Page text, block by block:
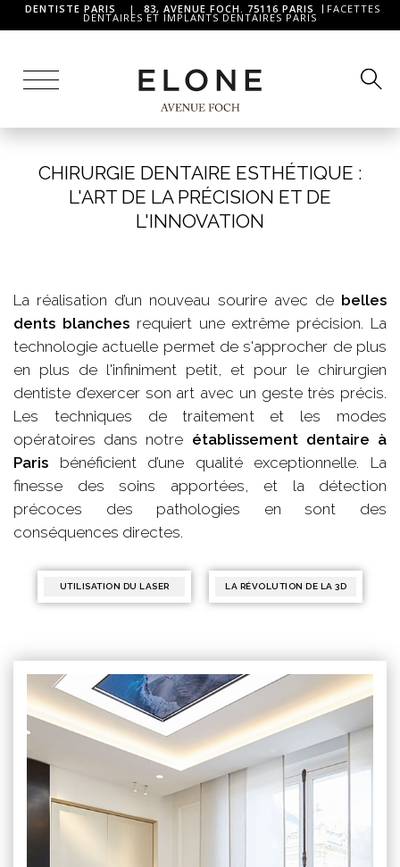
DENTISTE PARIS | 83, AVENUE FOCH. 75116 PARIS FACETTES
DENTAIRES ET IMPLANTS DENTAIRES PARIS
CHIRURGIE DENTAIRE ESTHÉTIQUE :
L'ART DE LA PRÉCISION ET DE
L'INNOVATION
La réalisation d’un nouveau sourire avec de belles
dents blanchesrequiert une extrême précision. La
technologie actuelle permet de s'approcher de plus
en plus de l'infiniment petit, et pour le chirurgien
dentiste d’exercer son art avec un geste très précis.
Les techniques de traitement et les modes
opératoires dans notre établissement dentaire à
Paris bénéficient d’une qualité exceptionnelle. La
finesse des soins apportées, et la détection
précoces des pathologies en sont des
conséquences directes.
UTILISATION DU LASER LA RÉVOLUTION DE LA 3D